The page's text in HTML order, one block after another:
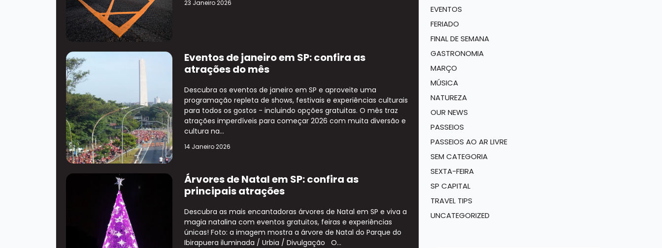
23 Janeiro 2026
Eventos de janeiro em SP: confira as
atrações do mês
Descubra os eventos de janeiro em SP e aproveite uma
programação repleta de shows, festivais e experiências culturais
para todos os gostos - incluindo opções gratuitas. O mês traz
atrações imperdíveis para começar 2026 com muita diversão e
cultura na...
14 Janeiro 2026
Árvores de Natal em SP: confira as
principais atrações
Descubra as mais encantadoras árvores de Natal em SP e viva a
magia natalina com eventos gratuitos, feiras e experiências
únicas! Foto: a imagem mostra a árvore de Natal do Parque do
Ibirapuera iluminada / Urbia / Divulgação O...
EVENTOS
FERIADO
FINAL DE SEMANA
GASTRONOMIA
MARÇO
MÚSICA
NATUREZA
OUR NEWS
PASSEIOS
PASSEIOS AO AR LIVRE
SEM CATEGORIA
SEXTA-FEIRA
SP CAPITAL
TRAVEL TIPS
UNCATEGORIZED